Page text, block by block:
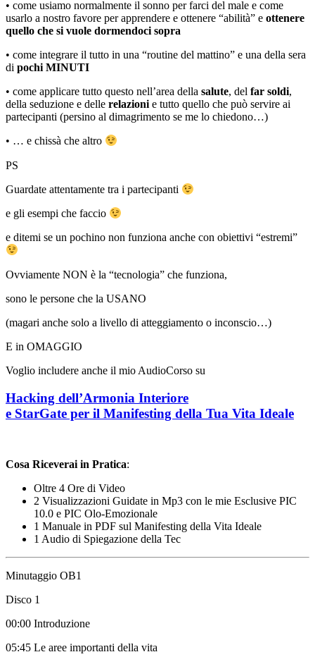
• come usiamo normalmente il sonno per farci del male e come
usarlo a nostro favore per apprendere e ottenere “abilità” e ottenere
quello che si vuole dormendoci sopra
• come integrare il tutto in una “routine del mattino” e una della sera
di pochi MINUTI
• come applicare tutto questo nell’area della salute, del far soldi,
della seduzione e delle relazioni e tutto quello che può servire ai
partecipanti (persino al dimagrimento se me lo chiedono…)
• … e chissà che altro
PS
Guardate attentamente tra i partecipanti
e gli esempi che faccio
e ditemi se un pochino non funziona anche con obiettivi “estremi”
Ovviamente NON è la “tecnologia” che funziona,
sono le persone che la USANO
(magari anche solo a livello di atteggiamento o inconscio…)
E in OMAGGIO
Voglio includere anche il mio AudioCorso su
Hacking dell’Armonia Interiore
e StarGate per il Manifesting della Tua Vita Ideale
Cosa Riceverai in Pratica:
Oltre 4 Ore di Video
2 Visualizzazioni Guidate in Mp3 con le mie Esclusive PIC
10.0 e PIC Olo-Emozionale
1 Manuale in PDF sul Manifesting della Vita Ideale
1 Audio di Spiegazione della Tec
Minutaggio OB1
Disco 1
00:00 Introduzione
05:45 Le aree importanti della vita